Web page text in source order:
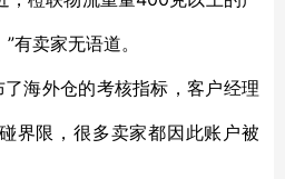
有卖家无语道。
海外仓的考核指标，客户经理
界限，很多卖家都因此账户被